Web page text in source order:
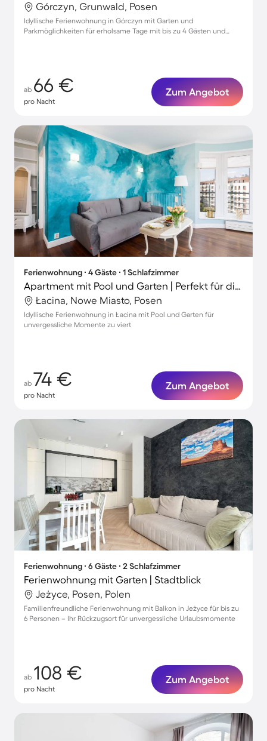
Górczyn, Grunwald, Posen
Idyllische Ferienwohnung in Górczyn mit Garten und
Parkmöglichkeiten für erholsame Tage mit bis zu 4 Gästen und
ab 66 €
pro Nacht
Zum Angebot
Ferienwohnung ∙ 4 Gäste ∙ 1 Schlafzimmer
Apartment mit Pool und Garten | Perfekt für die Arbeit von Zuhause
Łacina, Nowe Miasto, Posen
Idyllische Ferienwohnung in Łacina mit Pool und Garten für
unvergessliche Momente zu viert
ab 74 €
pro Nacht
Zum Angebot
Ferienwohnung ∙ 6 Gäste ∙ 2 Schlafzimmer
Ferienwohnung mit Garten | Stadtblick
Jeżyce, Posen, Polen
Familienfreundliche Ferienwohnung mit Balkon in Jeżyce für bis zu
6 Personen – Ihr Rückzugsort für unvergessliche Urlaubsmomente
ab 108 €
pro Nacht
Zum Angebot